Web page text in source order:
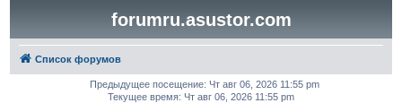
forumru.asustor.com
Список форумов
Предыдущее посещение: Чт авг 06, 2026 11:55 pm
Текущее время: Чт авг 06, 2026 11:55 pm